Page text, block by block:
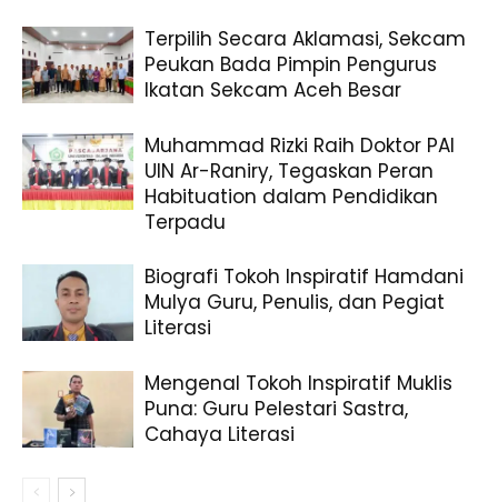
Terpilih Secara Aklamasi, Sekcam
Peukan Bada Pimpin Pengurus
Ikatan Sekcam Aceh Besar
Muhammad Rizki Raih Doktor PAI
UIN Ar-Raniry, Tegaskan Peran
Habituation dalam Pendidikan
Terpadu
Biografi Tokoh Inspiratif Hamdani
Mulya Guru, Penulis, dan Pegiat
Literasi
Mengenal Tokoh Inspiratif Muklis
Puna: Guru Pelestari Sastra,
Cahaya Literasi